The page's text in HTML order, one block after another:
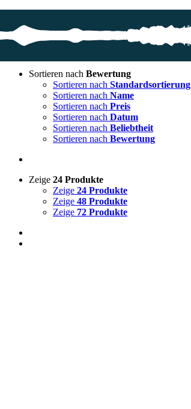
Auf Lager
Zum Verkauf(0)
Produkt-Kategorien
Produkt Schlagwörter
Sortieren nach Bewertung
Sortieren nach Standardsortierung
Sortieren nach Name
Sortieren nach Preis
Sortieren nach Datum
Sortieren nach Beliebtheit
Sortieren nach Bewertung
Zeige 24 Produkte
Zeige 24 Produkte
Zeige 48 Produkte
Zeige 72 Produkte